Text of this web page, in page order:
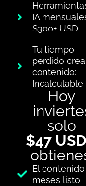
IA
$300+ USD
Tu tiempo
perdido
contenido:
Incalculable
Hoy
solo
$47 USD
El
meses listo